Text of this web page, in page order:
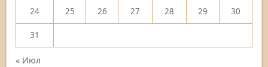
24 25 26 27 28 29 30
31
« Июл